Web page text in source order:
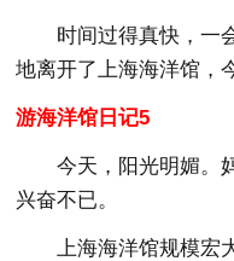
时间过得真快，一
地离开了上海海洋馆，
游海洋馆日记5
今天，阳光明媚。
兴奋不已。
上海海洋馆规模